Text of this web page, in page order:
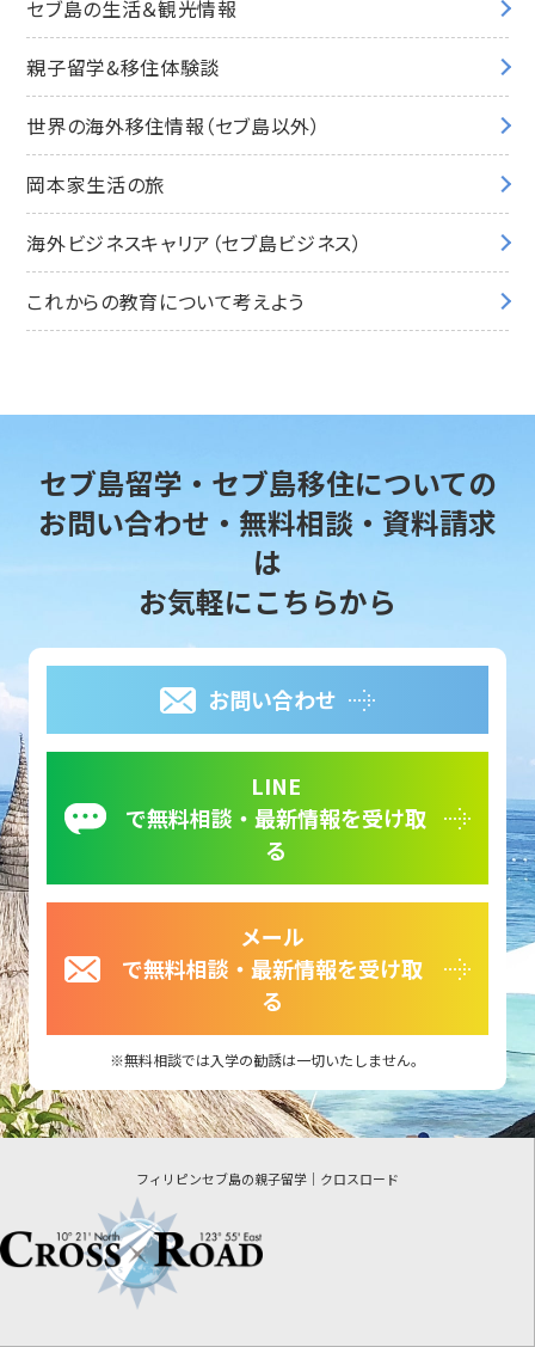
セブ島の生活＆観光情報
親子留学&移住体験談
世界の海外移住情報（セブ島以外）
岡本家生活の旅
海外ビジネスキャリア（セブ島ビジネス）
これからの教育について考えよう
セブ島留学・セブ島移住についての
お問い合わせ・無料相談・資料請求
は
お気軽にこちらから
お問い合わせ
LINE
で無料相談・最新情報を受け取
る
メール
で無料相談・最新情報を受け取
る
無料相談では入学の勧誘は一切いたしません。
フィリピンセブ島の親子留学｜クロスロード